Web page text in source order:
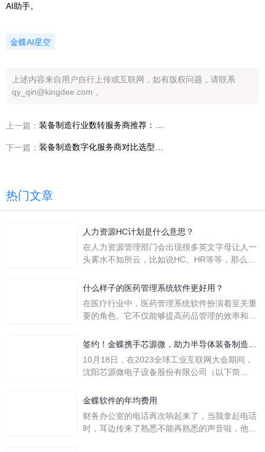
AI助手。
金蝶AI星空
上述内容来自用户自行上传或互联网，如有版权问题，请联系
qy_qin@kingdee.com 。
上一篇：
下一篇：
热门文章
人力资源HC计划是什么意思？
在人力资源管理部门会出现很多英文字母让人一
头雾水不知所云，比如说HC、HR等等，那么它
么呢？
什么样子的医药管理系统软件更好用？
在医疗行业中，医药管理系统软件扮演着至关重
要的角色。它不仅能够提高药品管理的效率和准
一个好用的医药管理系统软件应具备以下特点。
地进行操作。 复杂的
签约！金蝶携手芯源微，助力半导体装备制造领
先企业迈向世界
10月18日，在2023全球工业互联网大会期间，
沈阳芯源微电子设备股份有限公司（以下简
下简称“金蝶”）在辽宁沈阳签署战略合作协议。
营管控平台，从而实现公司产研一体化、业财一
体化，提升公司整体业务水平。
金蝶软件的年均费用
财务办公室的电话再次响起来了，当我拿起电话
时，耳边传来了熟悉不能再熟悉的声音啦，他就